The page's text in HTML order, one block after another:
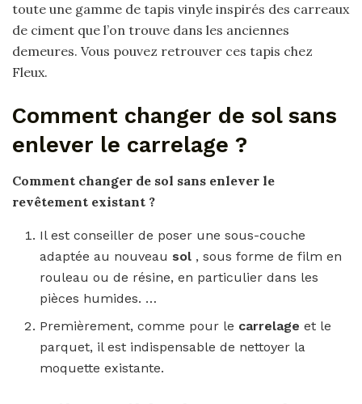
toute une gamme de tapis vinyle inspirés des carreaux
de ciment que l’on trouve dans les anciennes
demeures. Vous pouvez retrouver ces tapis chez
Fleux.
Comment changer de sol sans
enlever le carrelage ?
Comment changer de sol sans enlever le
revêtement existant ?
Il est conseiller de poser une sous-couche
adaptée au nouveau sol , sous forme de film en
rouleau ou de résine, en particulier dans les
pièces humides. …
Premièrement, comme pour le carrelageet le
parquet, il est indispensable de nettoyer la
moquette existante.